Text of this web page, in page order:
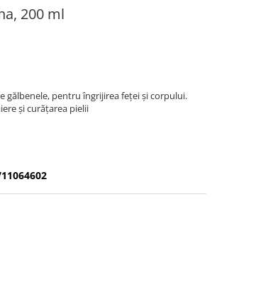
200 ml
gălbenele, pentru îngrijirea feței și corpului.
și curățarea pielii